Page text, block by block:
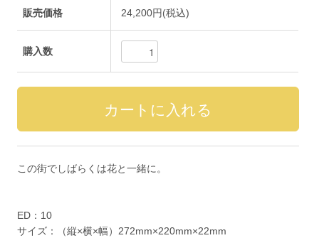
販売価格 24,200円(税込)
購入数
この街でしばらくは花と一緒に。
ED：10
サイズ：（縦×横×幅）272mm×220mm×22mm